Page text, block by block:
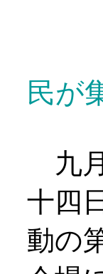
民が
九
十四
動の